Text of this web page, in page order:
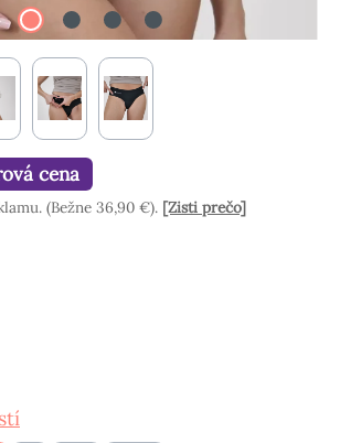
cena
(Bežne 36,90 €). [Zisti prečo]